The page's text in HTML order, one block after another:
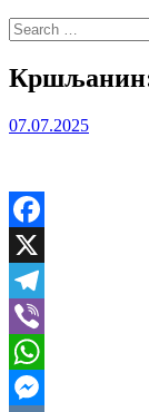
Search
for:
Кршљанин:
07.07.2025
Facebook
X
Telegram
Viber
WhatsApp